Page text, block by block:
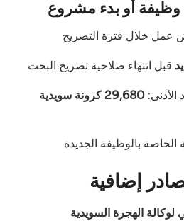
أو بدء مشروع
خلال فترة التصريح
قبل انتهاء صلاحية تصريح البحث
29,680 كرونة سويدية
الخاصة بالوظيفة الجديدة
إضافية
الهجرة السويدية